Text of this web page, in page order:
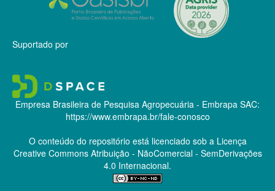
Suportado por
Empresa Brasileira de Pesquisa Agropecuária - Embrapa SAC:
https://www.embrapa.br/fale-conosco
O conteúdo do repositório está licenciado sob a Licença
Creative CommonsAtribuição - NãoComercial - SemDerivações
4.0 Internacional.